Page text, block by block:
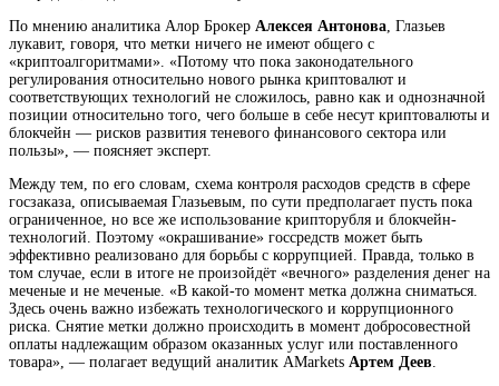
По мнению аналитика Алор Брокер Алексея Антонова, Глазьев
лукавит, говоря, что метки ничего не имеют общего с
«криптоалгоритмами». «Потому что пока законодательного
регулирования относительно нового рынка криптовалют и
соответствующих технологий не сложилось, равно как и однозначной
позиции относительно того, чего больше в себе несут криптовалюты и
блокчейн — рисков развития теневого финансового сектора или
пользы», — поясняет эксперт.
Между тем, по его словам, схема контроля расходов средств в сфере
госзаказа, описываемая Глазьевым, по сути предполагает пусть пока
ограниченное, но все же использование крипторубля и блокчейн-
технологий. Поэтому «окрашивание» госсредств может быть
эффективно реализовано для борьбы с коррупцией. Правда, только в
том случае, если в итоге не произойдёт «вечного» разделения денег на
меченые и не меченые. «В какой-то момент метка должна сниматься.
Здесь очень важно избежать технологического и коррупционного
риска. Снятие метки должно происходить в момент добросовестной
оплаты надлежащим образом оказанных услуг или поставленного
товара», — полагает ведущий аналитик AMarkets Артем Деев.